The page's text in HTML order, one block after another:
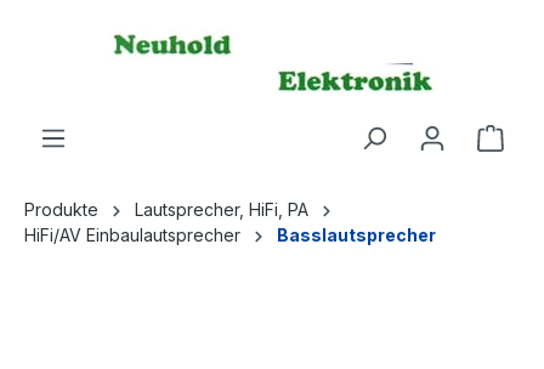
Produkte
Lautsprecher, HiFi, PA
HiFi/AV Einbaulautsprecher
Basslautsprecher